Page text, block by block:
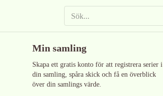
Min samling
Skapa ett gratis konto för att registrera serier i
din samling, spåra skick och få en överblick
över din samlings värde.